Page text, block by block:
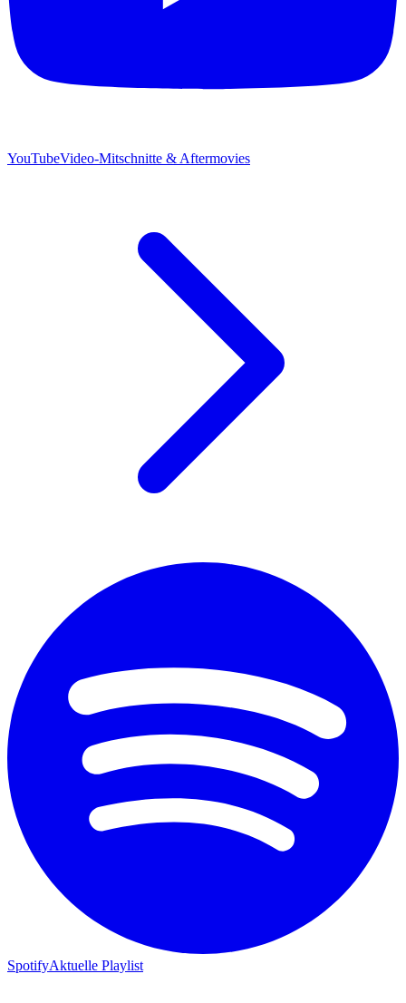
YouTubeVideo-Mitschnitte & Aftermovies
SpotifyAktuelle Playlist